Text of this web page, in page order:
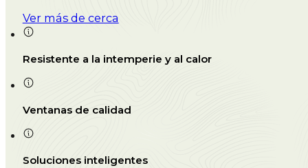
Ver más de cerca
Resistente a la intemperie y al calor
Ventanas de calidad
Soluciones inteligentes